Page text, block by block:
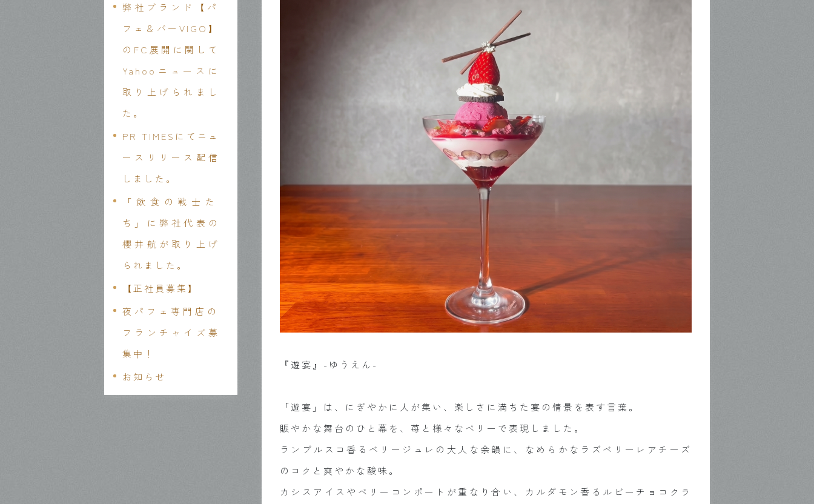
弊社ブランド【パ
フェ＆バーVIGO】
のFC展開に関して
Yahooニュースに
取り上げられまし
た。
PR TIMESにてニュ
ースリリース配信
しました。
「飲食の戦士た
ち」に弊社代表の
櫻井航が取り上げ
られました。
【正社員募集】
夜パフェ専門店の
フランチャイズ募
集中！
お知らせ
『遊宴』-ゆうえん-
「遊宴」は、にぎやかに人が集い、楽しさに満ちた宴の情景を表す言葉。
賑やかな舞台のひと幕を、苺と様々なベリーで表現しました。
ランブルスコ香るベリージュレの大人な余韻に、なめらかなラズベリーレアチーズ
のコクと爽やかな酸味。
カシスアイスやベリーコンポートが重なり合い、カルダモン香るルビーチョコクラ